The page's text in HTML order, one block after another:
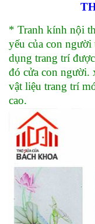
* Tranh kính nội
yếu của con người
dụng trang trí
đó cửa con người.
vật liệu trang trí
cao.